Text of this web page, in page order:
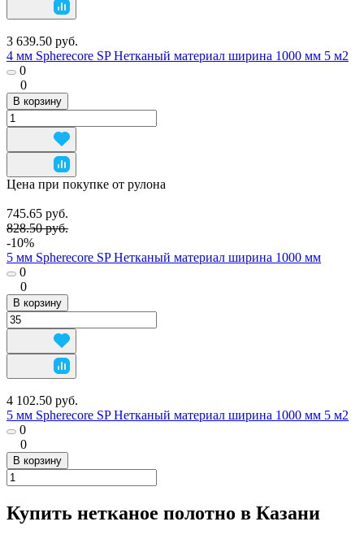
3 639.50 руб.
4 мм Spherecore SP Нетканый материал ширина 1000 мм 5 м2
0
0
В корзину
Цена при покупке от рулона
745.65 руб.
828.50 руб.
-10%
5 мм Spherecore SP Нетканый материал ширина 1000 мм
0
0
В корзину
4 102.50 руб.
5 мм Spherecore SP Нетканый материал ширина 1000 мм 5 м2
0
0
В корзину
Купить нетканое полотно в Казани